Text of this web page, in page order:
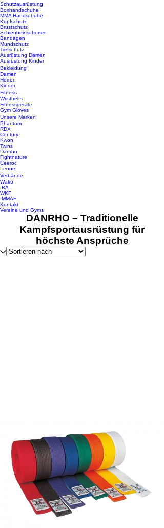
Schutzausrüstung
Boxhandschuhe
MMA Handschuhe
Kopfschutz
Brustschutz
Schienbeinschoner
Bandagen
Mundschutz
Tiefschutz
Ausrüstung Damen
Ausrüstung Kinder
Bekleidung
Damen
Herren
Kinder
Fitness
Wristbelts
Fitnessgeräte
Gym Gloves
Unsere Marken
Phantom
RDX
Century
Kwon
Twins
Danrho
Fightnature
Ceeroc
Leone
Verbände
Wako
IBA
WKF
IMMAF
Kontakt
Vereine und Gyms
DANRHO – Traditionelle
Kampfsportausrüstung für
höchste Ansprüche